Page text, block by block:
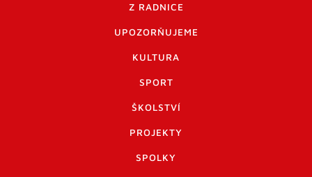
Z RADNICE
UPOZORŇUJEME
KULTURA
SPORT
ŠKOLSTVÍ
PROJEKTY
SPOLKY